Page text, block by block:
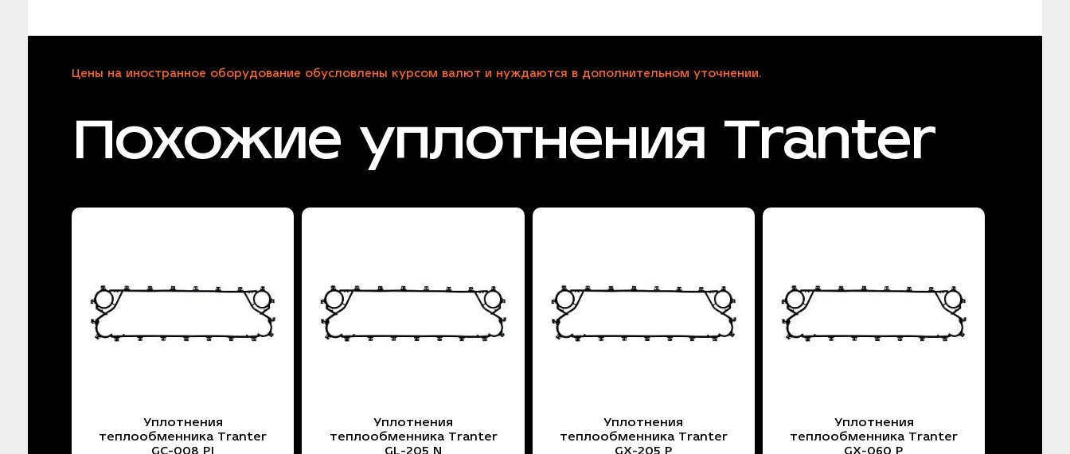
Цены на иностранное оборудование обусловлены курсом валют и нуждаются в дополнительном уточнении.
Похожие уплотнения Tranter
Уплотнения
теплообменника Tranter
GC-008 PI
Уплотнения
теплообменника Tranter
GL-205 N
Уплотнения
теплообменника Tranter
GX-205 P
Уплотнения
теплообменника Tranter
GX-060 P